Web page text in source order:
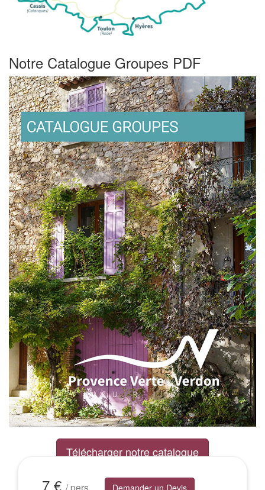
Notre Catalogue Groupes PDF
Télécharger notre catalogue
7 € / pers Demander un Devis